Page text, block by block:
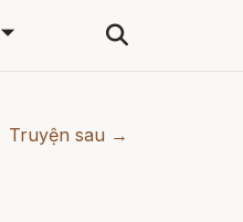
🞃
Truyện sau →